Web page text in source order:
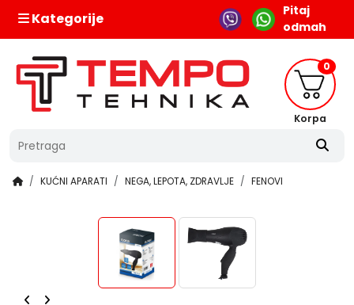
Kategorije
Pitaj
odmah
0
Korpa
KUĆNI APARATI NEGA, LEPOTA, ZDRAVLJE FENOVI